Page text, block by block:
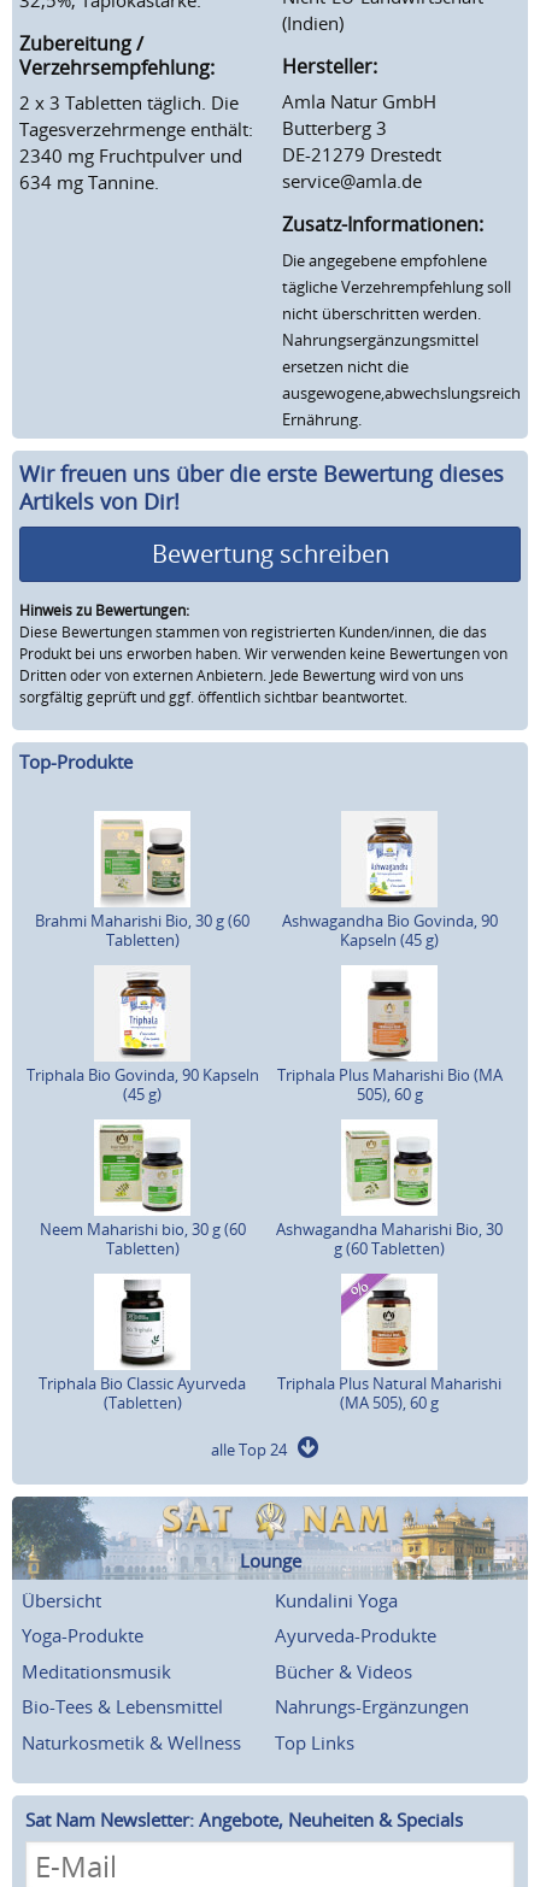
Zubereitung /
Verzehrsempfehlung:
2 x 3 Tabletten täglich. Die
Tagesverzehrmenge enthält:
2340 mg Fruchtpulver und
634 mg Tannine.
(Indien)
Hersteller:
Amla Natur GmbH
Butterberg 3
DE-21279 Drestedt
service@amla.de
Zusatz-Informationen:
Die angegebene empfohlene
tägliche Verzehrempfehlung soll
nicht überschritten werden.
Nahrungsergänzungsmittel
ersetzen nicht die
ausgewogene,abwechslungsreiche
Ernährung.
Wir freuen uns über die erste Bewertung dieses
Artikels von Dir!
Bewertung schreiben
Hinweis zu Bewertungen:
Diese Bewertungen stammen von registrierten Kunden/innen, die das
Produkt bei uns erworben haben. Wir verwenden keine Bewertungen von
Dritten oder von externen Anbietern. Jede Bewertung wird von uns
sorgfältig geprüft und ggf. öffentlich sichtbar beantwortet.
Top-Produkte
Brahmi Maharishi Bio, 30 g (60
Tabletten)
Ashwagandha Bio Govinda, 90
Kapseln (45 g)
Triphala Bio Govinda, 90 Kapseln
(45 g)
Triphala Plus Maharishi Bio (MA
505), 60 g
Neem Maharishi bio, 30 g (60
Tabletten)
Ashwagandha Maharishi Bio, 30
g (60 Tabletten)
Triphala Bio Classic Ayurveda
(Tabletten)
Triphala Plus Natural Maharishi
(MA 505), 60 g
alle Top 24
Lounge
Übersicht
Kundalini Yoga
Yoga-Produkte
Ayurveda-Produkte
Meditationsmusik
Bücher & Videos
Bio-Tees & Lebensmittel
Nahrungs-Ergänzungen
Naturkosmetik & Wellness
Top Links
Sat Nam Newsletter: Angebote, Neuheiten & Specials